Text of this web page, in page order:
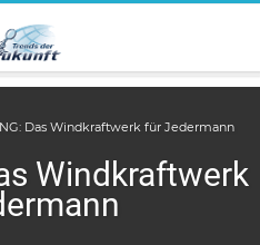
Das Windkraftwerk für Jedermann
Windkraftwerk